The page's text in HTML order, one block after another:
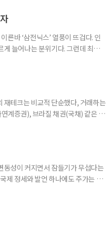
른바 ‘삼전닉스’ 열풍이 뜨겁다. 인
늘어나는 분위기다. 그런데 최근
도 2배… 레버리지의 두 얼
재테크는 비교적 단순했다, 거래하는
계증권), 브라질 채권(국채) 같은 고
직접 손보기 시작했
동성이 커지면서 잠들기가 무섭다는
제 정세와 발언 하나에도 주가는 오
는 돈’이라는 점에서 다시 주목